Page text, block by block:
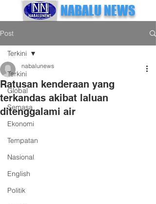
NABALU NEWS
Post
Terkini
Global
Semasa
Ekonomi
Tempatan
Nasional
English
Politik
Terkini
Ratusan kenderaan yang
terkandas akibat laluan
ditenggalami air
nabalunews